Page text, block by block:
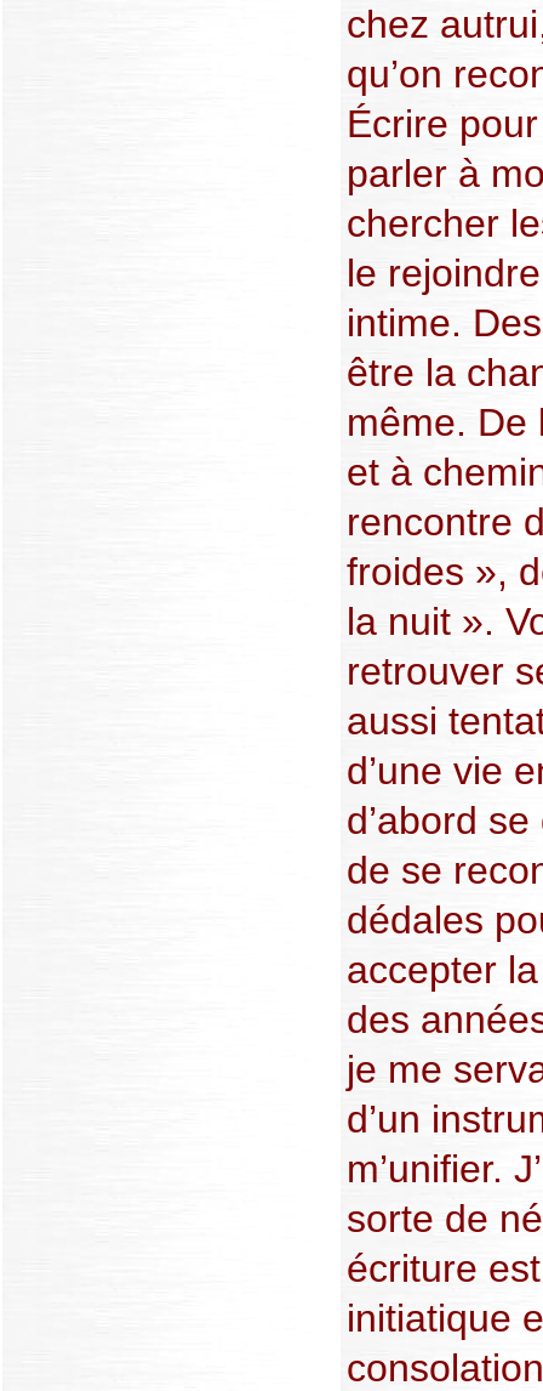
chez
qu’on
Écrire
parler à
chercher
le
intime.
être la
même. De
et à
rencontre
froides »,
la nuit ».
retrouver
aussi
d’une vie
d’abord
de se
dédales
accepter
des
je me
d’un
m’unifier.
sorte de
écriture
initiatique